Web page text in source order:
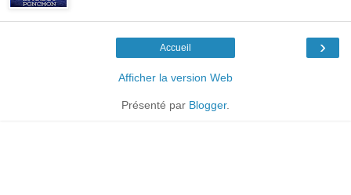
›
Accueil
Afficher la version Web
Présenté par Blogger.